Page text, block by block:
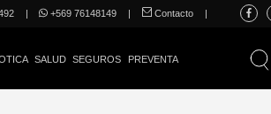
| +569 76148149 | Contacto |
SALUD SEGUROS PREVENTA